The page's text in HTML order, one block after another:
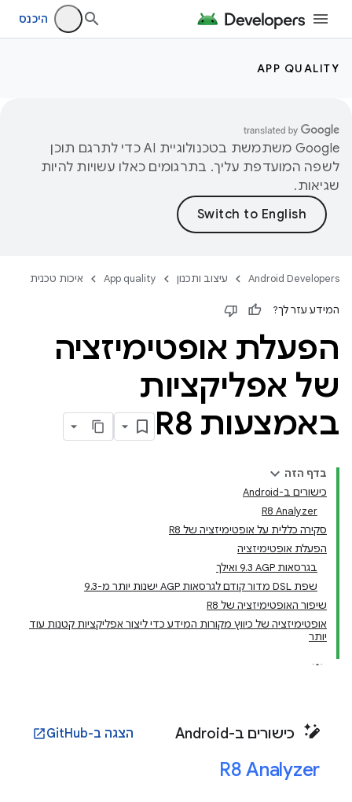
היכנס
APP QUALITY
‫Google משתמשת בטכנולוגיית AI כדי לתרגם תוכן
לשפה המועדפת עליך. בתרגומים כאלו עשויות להיות
שגיאות.
Android Developers עיצוב ותכנון App quality איכות טכנית
המידע עזר לך?
הפעלת אופטימיזציה
של אפליקציות
באמצעות R8
בדף הזה
כישורים ב-Android
R8 Analyzer
סקירה כללית על אופטימיזציה של R8
הפעלת אופטימיזציה
בגרסאות AGP‏ 9.3 ואילך
שפת DSL מדור קודם לגרסאות AGP ישנות יותר מ-9.3
שיפור האופטימיזציה של R8
אופטימיזציה של כיווץ מקורות המידע כדי ליצור אפליקציות קטנות עוד
יותר
כישורים ב-Android הצגה ב-GitHub open_in_new
R8 Analyzer